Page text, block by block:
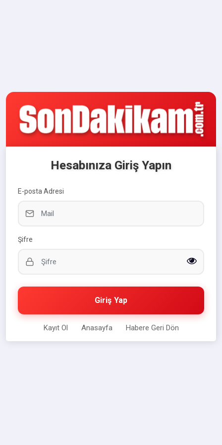
Hesabınıza Giriş Yapın
E-posta Adresi
Şifre
Giriş Yap
Kayıt Ol Anasayfa Habere Geri Dön